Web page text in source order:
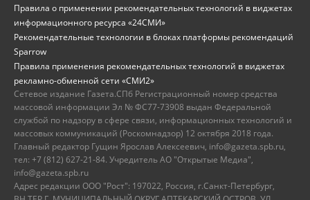
Правила о применении рекомендательных технологий в виджетах
информационного ресурса «24СМИ»
Рекомендательные технологии в блоках платформы рекомендаций
Sparrow
Правила применения рекомендательных технологий в виджетах
рекламно-обменной сети «СМИ2»
Сетевое издание Газета.СПб Регистрационный номер средства
массовой информации Эл № ФС77-73908 выдан Федеральной
службой по надзору в сфере связи, информационных технологий и
массовых коммуникаций (Роскомнадзор) 12 октября 2018 года.
Главный редактор Гущин Ярослав Алексеевич, info@gazeta.spb.ru,
тел: +7 (812) 627-21-84. Учредитель АО "Открытые Медиа",
info@gazeta.spb.ru
Адрес редакции ООО "Рост": 197022, Россия, г.Санкт-Петербург,